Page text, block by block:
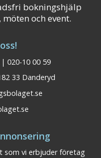
Dalarna
bokningshjälp
och event.
020-10 00 59
33 Danderyd
som vi erbjuder företag